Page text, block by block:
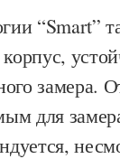
“Smart”
замера.
для